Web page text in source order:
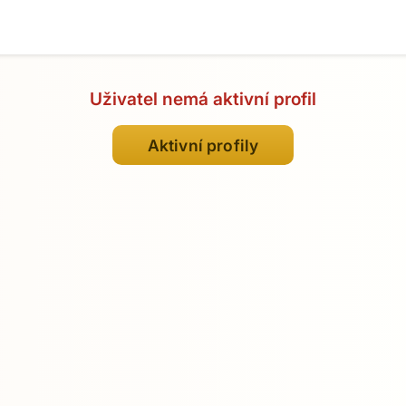
Uživatel nemá aktivní profil
Aktivní profily